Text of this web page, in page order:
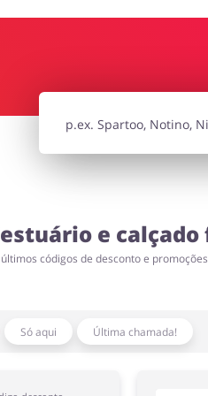
Turismo e
e
códigos de desconto e promoções
Só aqui Última chamada!